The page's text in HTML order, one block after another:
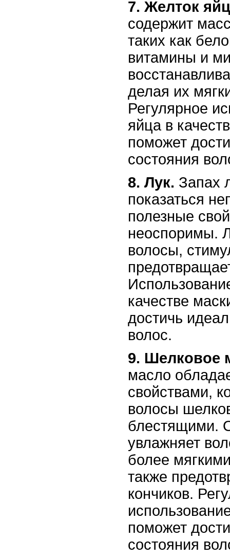
7. Желток
содержит
таких как
витамины и
делая их
Регулярное
яйца в
поможет
состояния
8. Лук. Запах
показаться
полезные
неоспоримы.
волосы,
качестве
достичь
волос.
9. Шелковое
масло
свойствами,
волосы
блестящими.
увлажняет
более
также
кончиков.
поможет
состояния